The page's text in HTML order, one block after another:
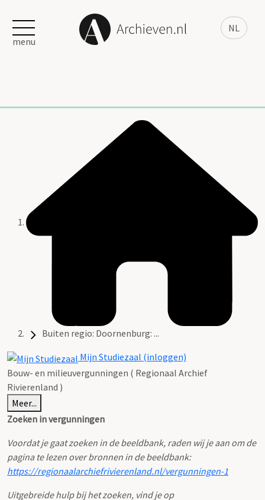
NL
menu
Buiten regio: Doornenburg: ...
Mijn Studiezaal (inloggen)
Bouw- en milieuvergunningen ( Regionaal Archief
Rivierenland )
Meer...
Zoeken in vergunningen
Voordat je gaat zoeken in de beeldbank, raden wij je aan om de
pagina te lezen over bronnen in de beeldbank:
https://regionaalarchiefrivierenland.nl/vergunningen-1
Uitgebreide hulp bij het zoeken, vind je op